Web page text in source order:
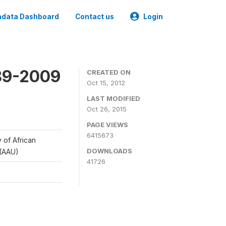
Dashboard Contact us Login
2009
of African
CREATED ON
Oct 15, 2012
LAST MODIFIED
Oct 26, 2015
PAGE VIEWS
6415673
DOWNLOADS
41726